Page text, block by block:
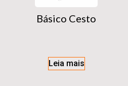
Básico Cesto
Leia mais